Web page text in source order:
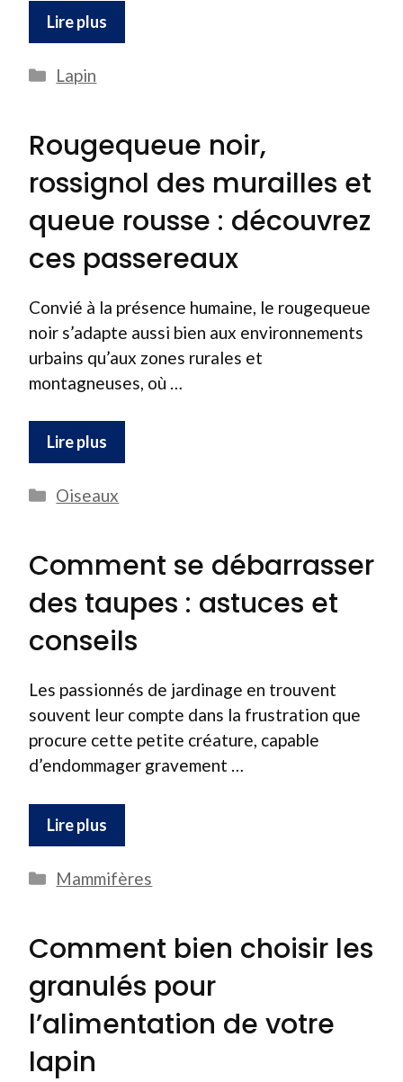
Lire plus
Catégories
Lapin
Rougequeue noir,
rossignol des murailles et
queue rousse : découvrez
ces passereaux
Convié à la présence humaine, le rougequeue
noir s’adapte aussi bien aux environnements
urbains qu’aux zones rurales et
montagneuses, où …
Lire plus
Catégories
Oiseaux
Comment se débarrasser
des taupes : astuces et
conseils
Les passionnés de jardinage en trouvent
souvent leur compte dans la frustration que
procure cette petite créature, capable
d’endommager gravement …
Lire plus
Catégories
Mammifères
Comment bien choisir les
granulés pour
l’alimentation de votre
lapin